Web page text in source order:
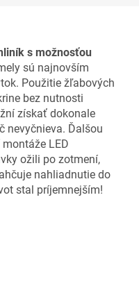
s možnosťou
sú najnovším
Použitie žľabových
bez nutnosti
získať dokonale
nevyčnieva. Ďalšou
LED
ožili po zotmení,
nahliadnutie do
stal príjemnejším!